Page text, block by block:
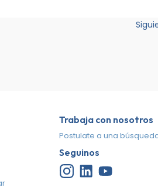
Trabaja con nosotros
Postulate a una
Seguinos